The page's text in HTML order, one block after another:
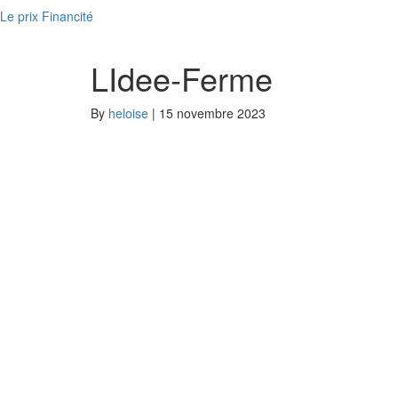
Le prix Financité
LIdee-Ferme
By heloise | 15 novembre 2023